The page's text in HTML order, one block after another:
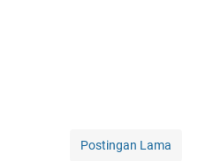
Postingan Lama